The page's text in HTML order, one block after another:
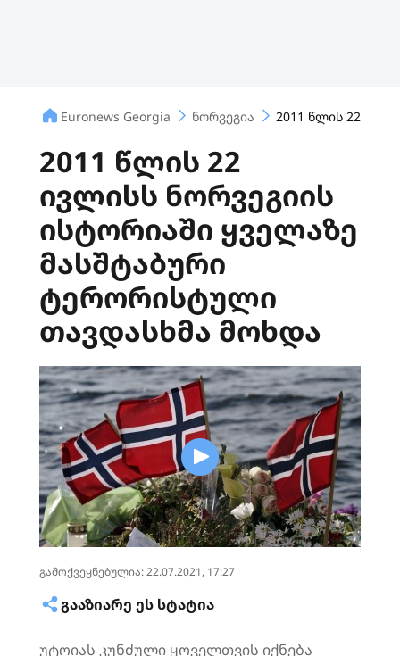
Euronews Georgia ნორვეგია 2011 წლის 22
2011 წლის 22
ივლისს ნორვეგიის
ისტორიაში ყველაზე
მასშტაბური
ტერორისტული
თავდასხმა მოხდა
გამოქვეყნებულია: 22.07.2021, 17:27
ᲒᲐᲐᲖᲘᲐᲠᲔ ᲔᲡ ᲡᲢᲐᲢᲘᲐ
უტოიას კუნძული ყოველთვის იქნება